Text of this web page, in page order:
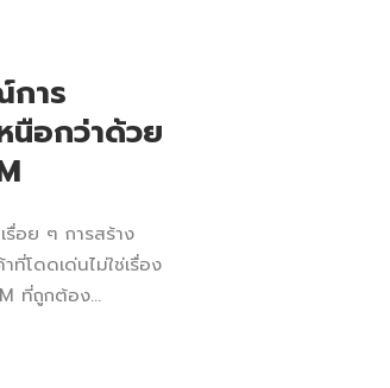
การ
นือกว่าด้วย
รื่อย ๆ การสร้าง
โดดเด่นไม่ใช่เรื่อง
ที่ถูกต้อง...